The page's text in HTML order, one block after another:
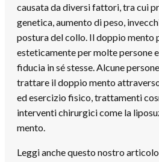
causata da diversi fattori, tra cui
genetica, aumento di peso,
postura del collo. Il doppio mento
esteticamente per molte persone
fiducia in sé stesse. Alcune
trattare il doppio mento
ed esercizio fisico, trattamenti
interventi chirurgici come la
mento.
Leggi anche questo nostro